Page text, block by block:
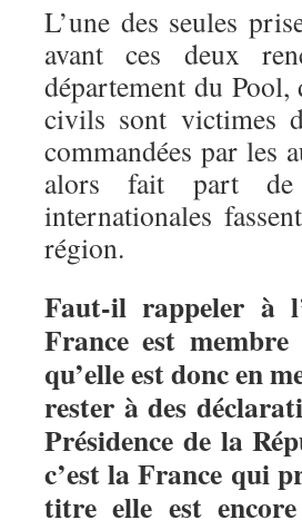
L’une des seules
avant ces deux
département du
civils sont victimes
commandées par les
alors fait part de
internationales
région.
Faut-il rappeler à
France est
qu’elle est donc en
rester à des
Présidence de la
c’est la France qui
titre elle est